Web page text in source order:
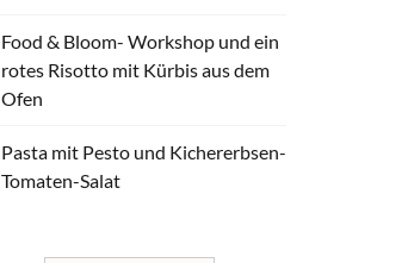
Food & Bloom- Workshop und ein
rotes Risotto mit Kürbis aus dem
Ofen
Pasta mit Pesto und Kichererbsen-
Tomaten-Salat